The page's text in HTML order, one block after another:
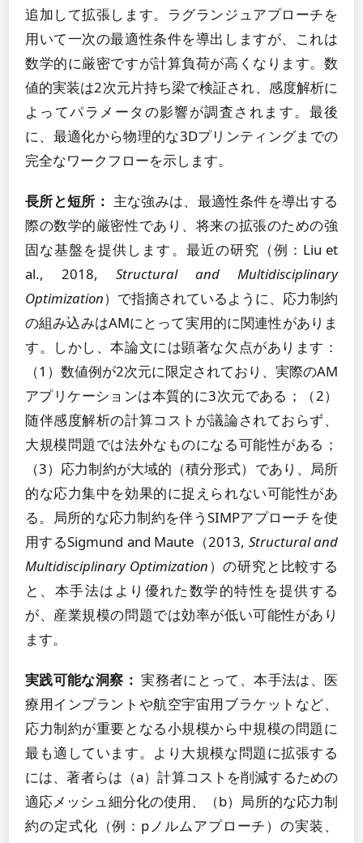
追加して拡張します。ラグランジュアプローチを
用いて一次の最適性条件を導出しますが、これは
数学的に厳密ですが計算負荷が高くなります。数
値的実装は2次元片持ち梁で検証され、感度解析に
よってパラメータの影響が調査されます。最後
に、最適化から物理的な3Dプリンティングまでの
完全なワークフローを示します。
長所と短所： 主な強みは、最適性条件を導出する
際の数学的厳密性であり、将来の拡張のための強
固な基盤を提供します。最近の研究（例：Liu et
al., 2018, Structural and Multidisciplinary
Optimization）で指摘されているように、応力制約
の組み込みはAMにとって実用的に関連性がありま
す。しかし、本論文には顕著な欠点があります：
（1）数値例が2次元に限定されており、実際のAM
アプリケーションは本質的に3次元である；（2）
随伴感度解析の計算コストが議論されておらず、
大規模問題では法外なものになる可能性がある；
（3）応力制約が大域的（積分形式）であり、局所
的な応力集中を効果的に捉えられない可能性があ
る。局所的な応力制約を伴うSIMPアプローチを使
用するSigmund and Maute（2013, Structural and
Multidisciplinary Optimization）の研究と比較する
と、本手法はより優れた数学的特性を提供する
が、産業規模の問題では効率が低い可能性があり
ます。
実践可能な洞察： 実務者にとって、本手法は、医
療用インプラントや航空宇宙用ブラケットなど、
応力制約が重要となる小規模から中規模の問題に
最も適しています。より大規模な問題に拡張する
には、著者らは（a）計算コストを削減するための
適応メッシュ細分化の使用、（b）局所的な応力制
約の定式化（例：pノルムアプローチ）の実装、